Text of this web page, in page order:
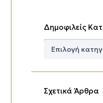
Δημοφιλείς
Δημοφιλείς
Σχετικά Άρθρα